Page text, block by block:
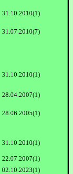
31.10.2010(1)
31.07.2010(7)
31.10.2010(1)
28.04.2007(1)
28.06.2005(1)
31.10.2010(1)
22.07.2007(1)
02.10.2023(1)